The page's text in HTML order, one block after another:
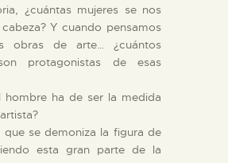
¿cuántas mujeres se nos
Y cuando pensamos
obras de arte… ¿cuántos
protagonistas de esas
hombre ha de ser la medida
que se demoniza la figura de
esta gran parte de la